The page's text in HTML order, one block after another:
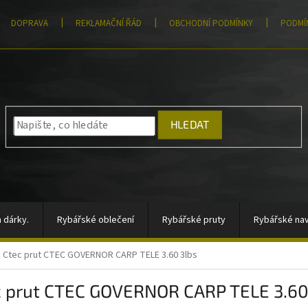
DOPRAVA REKLAMAČNÍ ŘÁD OBCHODNÍ PODMÍNKY
HLEDAT
dárky. Rybářské oblečení Rybářské pruty Rybářské
sady signalizátorů Vlasce a šňůry
Moře AKCE Pomůcky k zakrmování Jigové
Ctec prut CTEC GOVERNOR CARP TELE 3.60 3lbs
CTEC GOVERNOR CARP TELE